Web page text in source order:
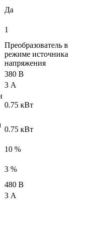
Да
1
Преобразователь в
режиме источника
напряжения
380 В
3 А
0.75 кВт
0.75 кВт
10 %
3 %
480 В
3 А